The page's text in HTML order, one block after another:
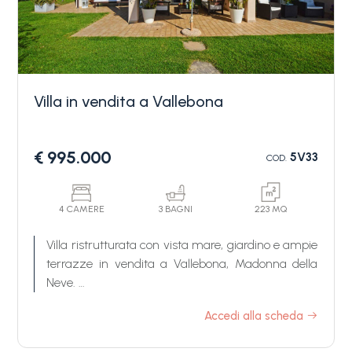
Villa in vendita a Vallebona
€ 995.000 COD.5V33
4 CAMERE 3 BAGNI 223 MQ
Villa ristrutturata con vista mare, giardino e ampie
terrazze in vendita a Vallebona, Madonna della
Neve.
Madonna della Neve, proponiamo in vendita una
Accedi alla scheda
minime
Qualsiasi